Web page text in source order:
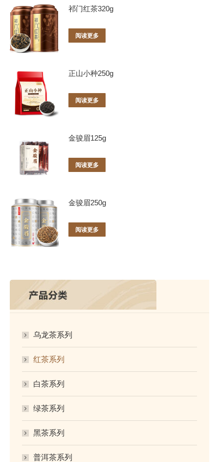
祁门红茶320g
阅读更多
正山小种250g
阅读更多
金骏眉125g
阅读更多
金骏眉250g
阅读更多
乌龙茶系列
红茶系列
白茶系列
绿茶系列
黑茶系列
普洱茶系列